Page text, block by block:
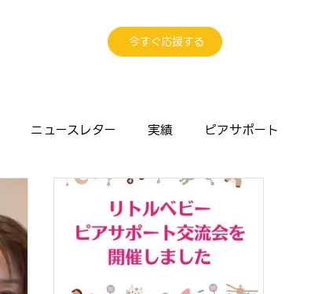
今すぐ応援する
ニュースレター 実績 ピアサポート